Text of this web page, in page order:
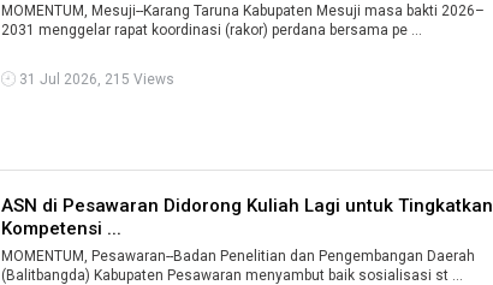
MOMENTUM, Mesuji--Karang Taruna Kabupaten Mesuji masa bakti 2026–
2031 menggelar rapat koordinasi (rakor) perdana bersama pe ...
31 Jul 2026, 215 Views
ASN di Pesawaran Didorong Kuliah Lagi untuk Tingkatkan
Kompetensi ...
MOMENTUM, Pesawaran--Badan Penelitian dan Pengembangan Daerah
(Balitbangda) Kabupaten Pesawaran menyambut baik sosialisasi st ...